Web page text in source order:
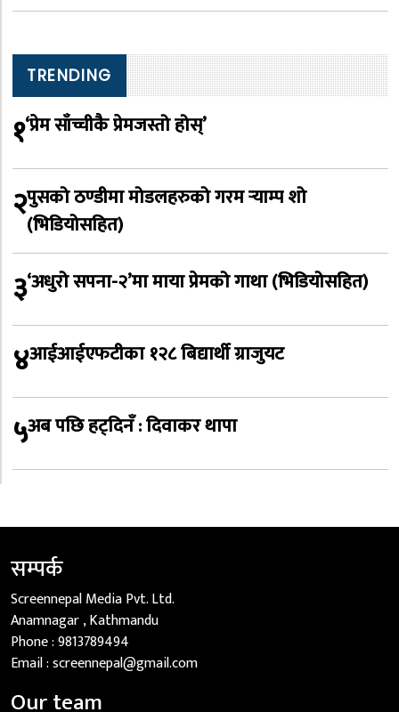
TRENDING
१‘प्रेम साँच्चीकै प्रेमजस्तो होस्’
२पुसको ठण्डीमा मोडलहरुको गरम र्‍याम्प शो
(भिडियोसहित)
३‘अधुरो सपना-२’मा माया प्रेमको गाथा (भिडियोसहित)
४आईआईएफटीका १२८ बिद्यार्थी ग्राजुयट
५अब पछि हट्दिनँ : दिवाकर थापा
सम्पर्क
Screennepal Media Pvt. Ltd.
Anamnagar , Kathmandu
Phone :9813789494
Email :screennepal@gmail.com
Our team